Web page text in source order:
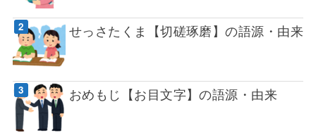
せっさたくま【切磋琢磨】の語源・由来
おめもじ【お目文字】の語源・由来